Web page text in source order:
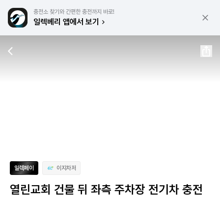
충전소 찾기와 간편한 충전까지 바로!
일렉베리 앱에서 보기
일렉페이 이지차저
열린교회 건물 뒤 좌측 주차장 전기차 충전